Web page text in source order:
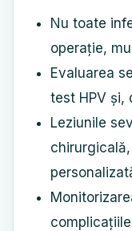
Nu toate
operație,
Evaluarea
test HPV și,
Leziunile